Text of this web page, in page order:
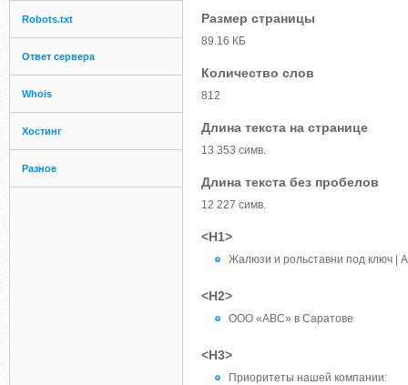
Robots.txt
Ответ сервера
Whois
Хостинг
Разное
Размер страницы
89.16 КБ
Количество слов
812
Длина текста на странице
13 353 симв.
Длина текста без пробелов
12 227 симв.
<H1>
Жалюзи и рольставни под ключ |
<H2>
ООО «АВС» в Саратове
<H3>
Приоритеты нашей компании: